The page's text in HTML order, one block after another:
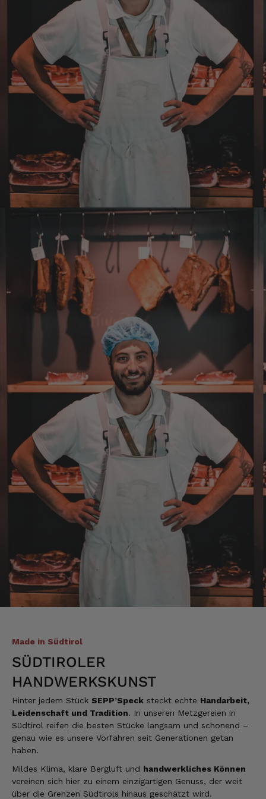
Made in Südtirol
SÜDTIROLER
HANDWERKSKUNST
Hinter jedem Stück SEPP’Speck steckt echte Handarbeit,
Leidenschaft und Tradition. In unseren Metzgereien in
Südtirol reifen die besten Stücke langsam und schonend –
genau wie es unsere Vorfahren seit Generationen getan
haben.
Mildes Klima, klare Bergluft und handwerkliches Können
vereinen sich hier zu einem einzigartigen Genuss, der weit
über die Grenzen Südtirols hinaus geschätzt wird.
Verifizierter Kunde
Was ich bisher gegessen habe, war sehr
lecker!
6.8.2026
Heinrich
Verifizierter Kunde
der Schinken war fest und kernig
ausgewogener Geschmack- ich habe schon
wieder nachbestellt.
5.8.2026
Verifizierter Kunde
Lieferung funktioniert gut. Geschmack und
Qualität sehr gut. Ich habe schon vieles
probiert und auch wieder bestellt.
5.8.2026
Norbert
Verifizierter Kunde
Qualität hervorragend, leider ist der Versand
nach Deutschland mit GLS unterirdisch. Bitte
auf DHL umstellen, auch wenn die
Versandkosten dadurch höher sein sollten.
Verifizierter Kunde
Eine super Qualität, klasse im Geschmack,
werde wieder bestellen....bin sehr zufrieden
4.8.2026
Sven
Verifizierter Kunde
Die Qualität ist super und der Geschmack ist
wie in den Dolomieten.
4.8.2026
Über die Produkte brauchen wir nicht zu
Spitze. Der einzige Wermutstropfen ist die
Zustellung durch GLS. Dieses
Transportunternehmen ist das
Pakete die an Privatadressen gesandt
werden meistens zu Abholstationen. Es hat
mir Mühe gekostet das Paket wenigstens an
die Haustüre abgestellt zu bekommen. Bei
Da wäre ich auch bereit die Transportkosten
zu tragen. Mit freundlichen Grüßen Jörg